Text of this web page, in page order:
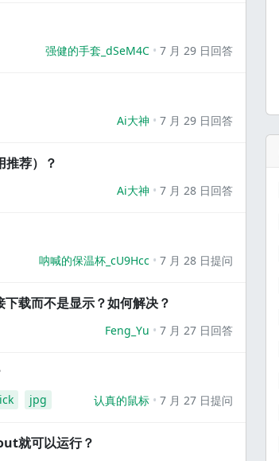
强健的手套_dSeM4C 7 月 29 日回答
Ai大神 7 月 29 日回答
推荐）？
Ai大神 7 月 28 日回答
呐喊的保温杯_cU9Hcc 7 月 28 日提问
载而不是显示？如何解决？
Feng_Yu 7 月 27 日回答
jpg 认真的鼠标 7 月 27 日提问
就可以运行？